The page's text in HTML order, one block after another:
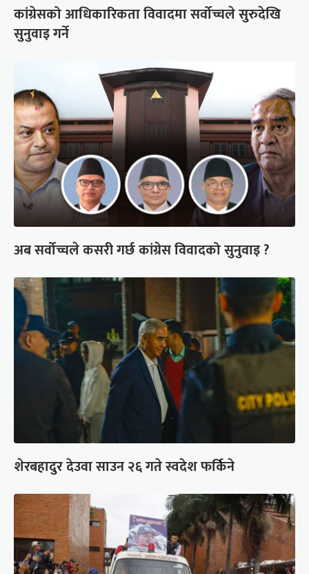
कांग्रेसको आधिकारिकता विवादमा सर्वोच्चले सुरुदेखि
सुनुवाइ गर्ने
अब सर्वोच्चले कसरी गर्छ कांग्रेस विवादको सुनुवाइ ?
शेरबहादुर देउवा साउन २६ गते स्वदेश फर्किने